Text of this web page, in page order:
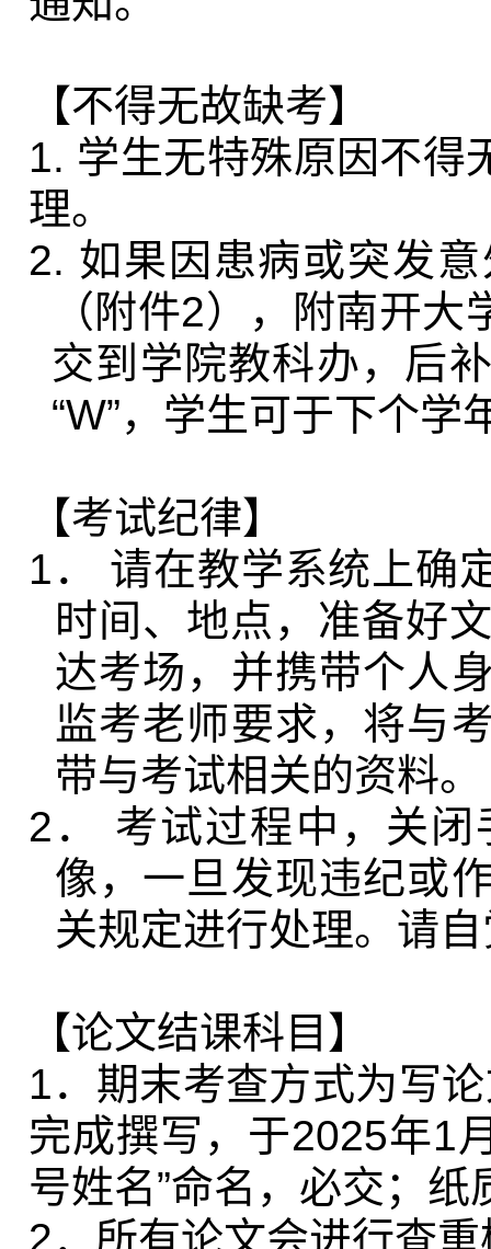
【不得无故缺考】
1. 学生无特殊原因不得
理。
2. 如果因患病或突发
（附件2），附南开大
交到学院教科办，后
“W”，学生可于下个学
【考试纪律】
1 ．
请在教学系统上确
时间、地点，准备好
达考场，并携带个人
监考老师要求，将与
带与考试相关的资料。
2 ．
考试过程中，关
像，一旦发现违纪或
关规定进行处理。请
【论文结课科目】
1．期末考查方式为写
完成撰写，于2025年1
号姓名”命名，必交；
2．所有论文会进行查